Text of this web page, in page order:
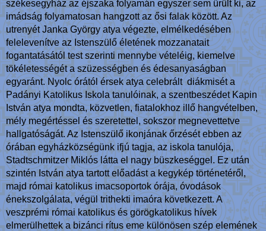
székesegyház az éjszaka folyamán egyszer sem ürült ki, az
imádság folyamatosan hangzott az ősi falak között. Az
utrenyét Janka György atya végezte, elmélkedésében
felelevenítve az Istenszülő életének mozzanatait
fogantatásától test szerinti mennybe vételéig, kiemelve
tökéletességét a szüzességben és édesanyaságban
egyaránt. Nyolc órától érsek atya celebrált diákmisét a
Padányi Katolikus Iskola tanulóinak, a szentbeszédet Kapin
István atya mondta, közvetlen, fiatalokhoz illő hangvételben,
mély megértéssel és szeretettel, sokszor megnevettetve
hallgatóságát. Az Istenszülő ikonjának őrzését ebben az
órában egyházközségünk ifjú tagja, az iskola tanulója,
Stadtschmitzer Miklós látta el nagy büszkeséggel. Ez után
szintén István atya tartott előadást a kegykép történetéről,
majd római katolikus imacsoportok órája, óvodások
énekszolgálata, végül trithekti imaóra következett. A
veszprémi római katolikus és görögkatolikus hívek
elmerülhettek a bizánci rítus eme különösen szép elemének